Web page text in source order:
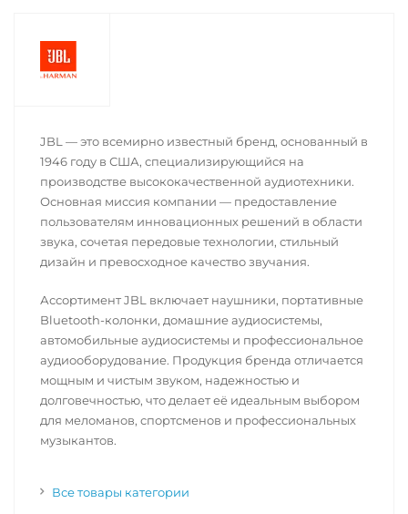
JBL — это всемирно известный бренд, основанный в
1946 году в США, специализирующийся на
производстве высококачественной аудиотехники.
Основная миссия компании — предоставление
пользователям инновационных решений в области
звука, сочетая передовые технологии, стильный
дизайн и превосходное качество звучания.
Ассортимент JBL включает наушники, портативные
Bluetooth-колонки, домашние аудиосистемы,
автомобильные аудиосистемы и профессиональное
аудиооборудование. Продукция бренда отличается
мощным и чистым звуком, надежностью и
долговечностью, что делает её идеальным выбором
для меломанов, спортсменов и профессиональных
музыкантов.
Все товары категории